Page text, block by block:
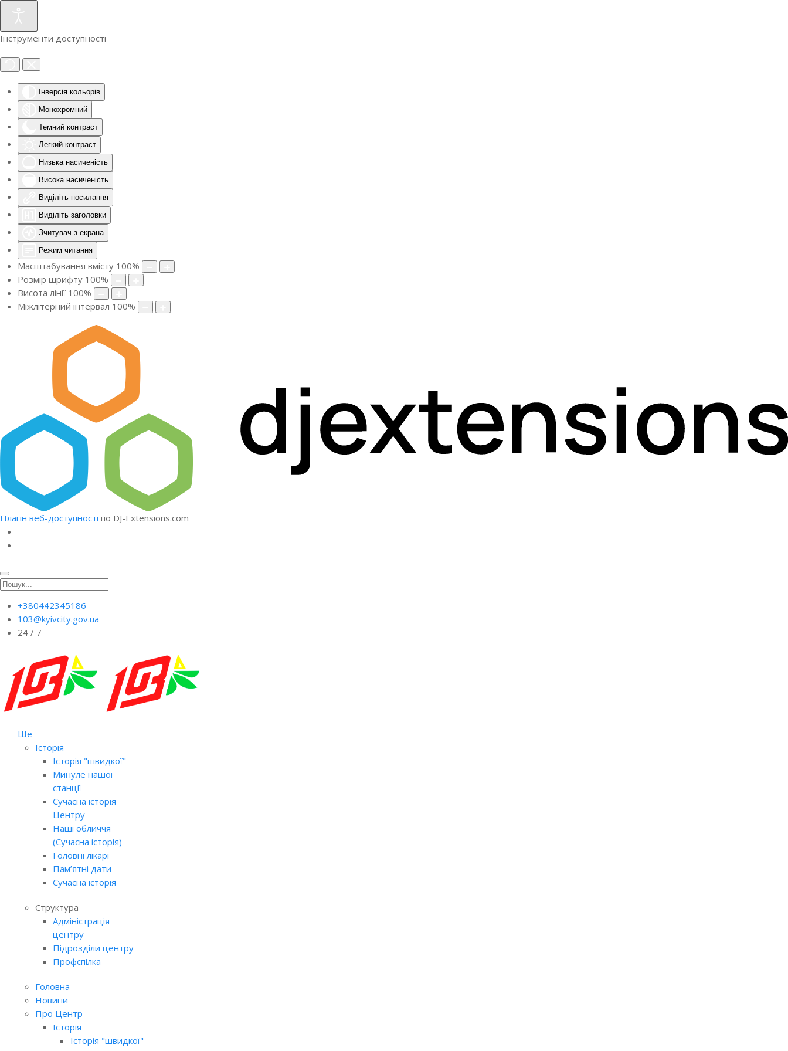
Інструменти доступності
Інверсія кольорів
Монохромний
Темний контраст
Легкий контраст
Низька насиченість
Висока насиченість
Виділіть посилання
Виділіть заголовки
Зчитувач з екрана
Режим читання
Масштабування вмісту 100%
Розмір шрифту 100%
Висота лінії 100%
Міжлітерний інтервал 100%
Плагін веб-доступності по DJ-Extensions.com
+380442345186
103@kyivcity.gov.ua
24 / 7
Ще
Історія
Історія "швидкої"
Минуле нашої
станції
Сучасна історія
Центру
Наші обличчя
(Сучасна історія)
Головні лікарі
Пам’ятні дати
Сучасна історія
Структура
Адміністрація
центру
Підрозділи центру
Профспілка
Головна
Новини
Про Центр
Історія
Історія "швидкої"